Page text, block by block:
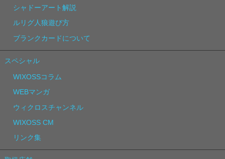
シャドーアート解説
ルリグ人狼遊び方
ブランクカードについて
スペシャル
WIXOSSコラム
WEBマンガ
ウィクロスチャンネル
WIXOSS CM
リンク集